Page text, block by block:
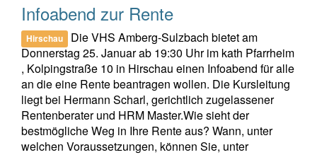
Infoabend zur Rente
Hirschau
Die VHS Amberg-Sulzbach bietet am
Donnerstag 25. Januar ab 19:30 Uhr im kath Pfarrheim
, Kolpingstraße 10 in Hirschau einen Infoabend für alle
an die eine Rente beantragen wollen. Die Kursleitung
liegt bei Hermann Scharl, gerichtlich zugelassener
Rentenberater und HRM Master.Wie sieht der
bestmögliche Weg in Ihre Rente aus? Wann, unter
welchen Voraussetzungen, können Sie, unter